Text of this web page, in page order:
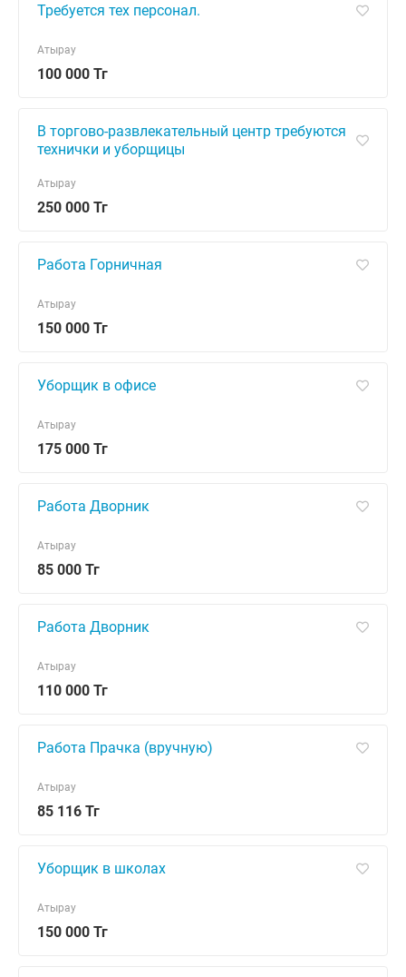
Требуется тех персонал.
100 000 Тг
Атырау
В торгово-развлекательный центр требуются
технички и уборщицы
250 000 Тг
Атырау
Работа Горничная
150 000 Тг
Атырау
Уборщик в офисе
175 000 Тг
Атырау
Работа Дворник
85 000 Тг
Атырау
Работа Дворник
110 000 Тг
Атырау
Работа Прачка (вручную)
85 116 Тг
Атырау
Уборщик в школах
150 000 Тг
Атырау